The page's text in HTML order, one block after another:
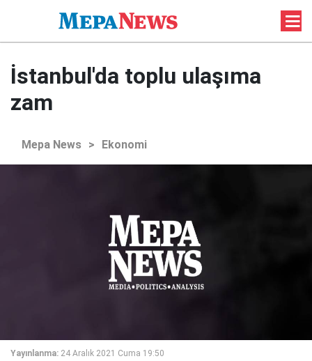
İstanbul'da toplu ulaşıma
zam
Mepa News > Ekonomi
Yayınlanma: 24 Aralık 2021 Cuma 19:50